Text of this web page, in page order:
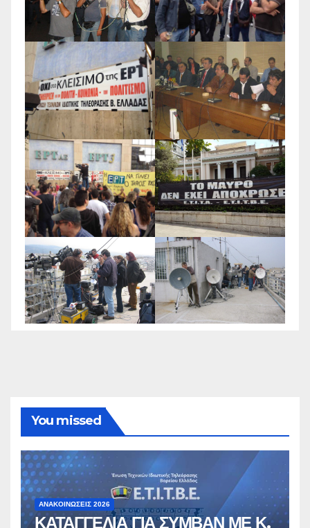
You missed
ΑΝΑΚΟΙΝΏΣΕΙΣ 2026
ΚΑΤΑΓΓΕΛΙΑ ΓΙΑ ΣΥΜΒΑΝ ΜΕ Κ.